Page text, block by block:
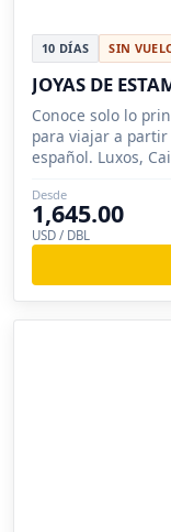
10 DÍAS SIN
JOYAS DE
Conoce solo lo
para viajar a partir
español. Luxos,
Desde
1,645.00
USD / DBL